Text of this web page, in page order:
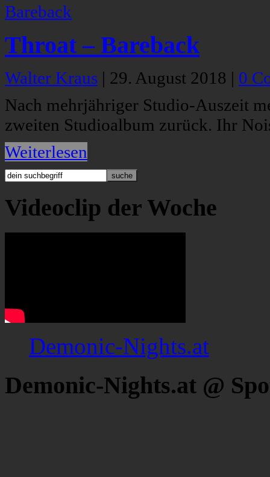
Throat – Bareback
Walter Kraus | 29. August 2018 | 0
Nach mehrjähriger Studio-Auszeit
zweiten Studioalbum zurück. Ihr
Weiterlesen
Videoclip der Woche
Demonic-Nights.at
Demonic-Nights.at @